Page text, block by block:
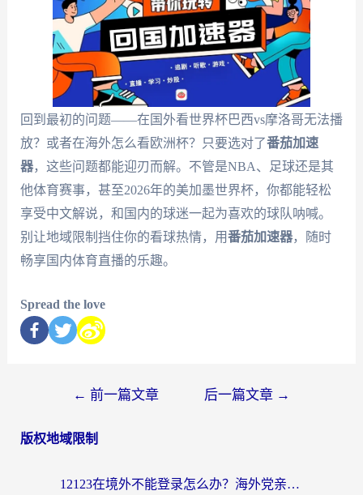
回到最初的问题——在国外看世界杯巴西vs摩洛哥无法播
放？或者在海外怎么看欧洲杯？只要选对了番茄加速
器，这些问题都能迎刃而解。不管是NBA、足球还是其
他体育赛事，甚至2026年的美加墨世界杯，你都能轻松
享受中文解说，和国内的球迷一起为喜欢的球队呐喊。
别让地域限制挡住你的看球热情，用番茄加速器，随时
畅享国内体育直播的乐趣。
Spread the love
← 前一篇文章 后一篇文章 →
版权地域限制
12123在境外不能登录怎么办？海外党亲测有效的回国加速方案